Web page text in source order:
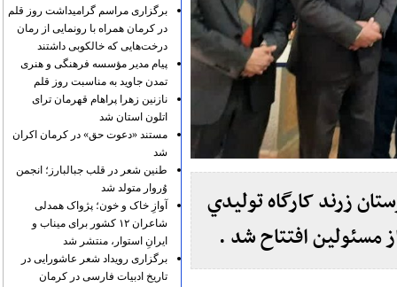
زرند کارگاه توليدي
مسئولین افتتاح شد .
برگزاری مراسم گرامیداشت روز قلم
در کرمان همراه با رونمایی از رمان
درخت‌هایی که خالکوبی داشتند
پیام مدیر مؤسسه فرهنگی و هنری
تمدن جاوید به مناسبت روز قلم
نازنین زهرا پراهام قهرمان ترای
اتلون استان شد
مستند «دعوت حق» در کرمان اکران
شد
طنین شعر در قلب جبالبارز؛ انجمن
وُروار متولد شد
آوازِ خاک و خون؛ پژواک همدلی
شاعران ۱۲ کشور برای میناب و
ایرانِ استوار، منتشر شد
برگزاری رویداد شعر عاشورایی در
تاریخ ادبیات فارسی در کرمان